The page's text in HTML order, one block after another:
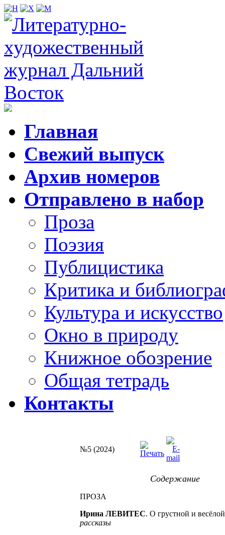
Главная
Свежий выпуск
Архив номеров
Отправлено в набор
Проза
Поэзия
Публицистика
Критика и
Культура и искусство
Окно в природу
Книжное обозрение
Общая тетрадь
Контакты
№5 (2024)
Содержание
ПРОЗА
Ирина ЛЕВИТЕС. О грустной и
рассказы